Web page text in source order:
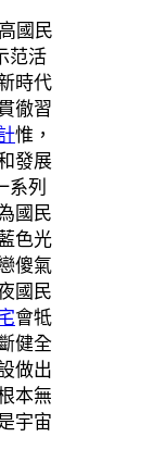
國民
范活
時代
徹習
惟，
發展
系列
國民
色光
傻氣
國民
會牴
健全
做出
本無
宇宙